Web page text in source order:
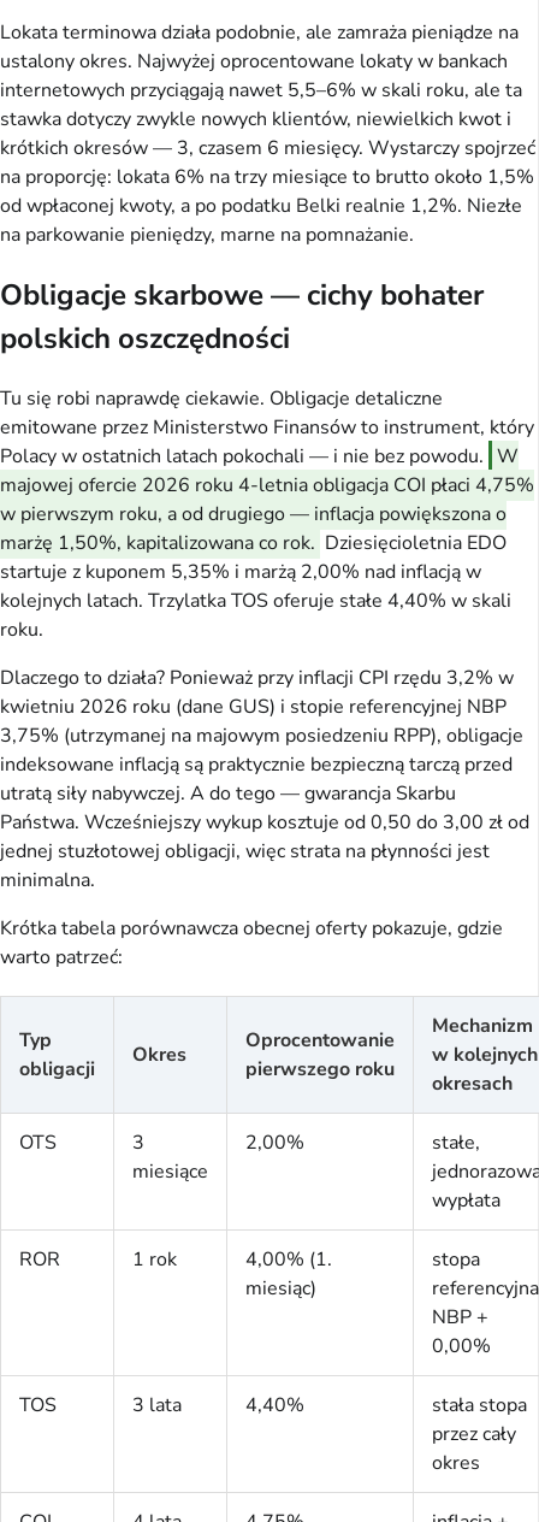
Lokata terminowa działa podobnie, ale zamraża pieniądze na
ustalony okres. Najwyżej oprocentowane lokaty w bankach
internetowych przyciągają nawet 5,5–6% w skali roku, ale ta
stawka dotyczy zwykle nowych klientów, niewielkich kwot i
krótkich okresów — 3, czasem 6 miesięcy. Wystarczy spojrzeć
na proporcję: lokata 6% na trzy miesiące to brutto około 1,5%
od wpłaconej kwoty, a po podatku Belki realnie 1,2%. Niezłe
na parkowanie pieniędzy, marne na pomnażanie.
Obligacje skarbowe — cichy bohater
polskich oszczędności
Tu się robi naprawdę ciekawie. Obligacje detaliczne
emitowane przez Ministerstwo Finansów to instrument, który
Polacy w ostatnich latach pokochali — i nie bez powodu. W
majowej ofercie 2026 roku 4-letnia obligacja COI płaci 4,75%
w pierwszym roku, a od drugiego — inflacja powiększona o
marżę 1,50%, kapitalizowana co rok. Dziesięcioletnia EDO
startuje z kuponem 5,35% i marżą 2,00% nad inflacją w
kolejnych latach. Trzylatka TOS oferuje stałe 4,40% w skali
roku.
Dlaczego to działa? Ponieważ przy inflacji CPI rzędu 3,2% w
kwietniu 2026 roku (dane GUS) i stopie referencyjnej NBP
3,75% (utrzymanej na majowym posiedzeniu RPP), obligacje
indeksowane inflacją są praktycznie bezpieczną tarczą przed
utratą siły nabywczej. A do tego — gwarancja Skarbu
Państwa. Wcześniejszy wykup kosztuje od 0,50 do 3,00 zł od
jednej stuzłotowej obligacji, więc strata na płynności jest
minimalna.
Krótka tabela porównawcza obecnej oferty pokazuje, gdzie
warto patrzeć:
Typ
obligacji
Okres
Oprocentowanie
pierwszego roku
Mechanizm
w kolejnych
okresach
OTS
3
miesiące
2,00%
stałe,
wypłata
ROR 1 rok
4,00% (1.
miesiąc)
stopa
referencyjna
NBP +
0,00%
TOS 3 lata 4,40%
stała stopa
przez cały
okres